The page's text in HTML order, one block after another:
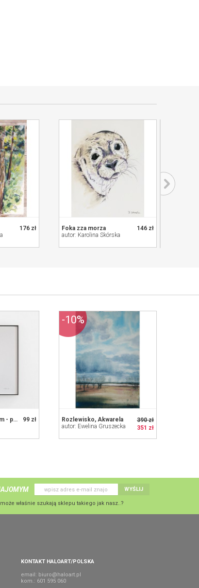
176 zł 146 zł
Foka zza morza
autor: Karolina Skórska
99 zł
Abstrakcja ze złotem - praca wykonana
390 zł
351 zł
Rozlewisko, Akwarela
autor: Ewelina Gruszecka
-10%
WYŚLIJ
właśnie szukają sklepu takiego jak nasz..?
KONTAKT HALOART/POLSKA
email: biuro@haloart.pl
kom.: 601 595 060